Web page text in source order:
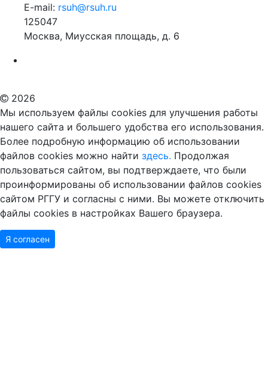
E-mail: rsuh@rsuh.ru
125047
Москва, Миусская площадь, д. 6
2026
Мы используем файлы cookies для улучшения работы
нашего сайта и большего удобства его использования.
Более подробную информацию об использовании
файлов cookies можно найти здесь. Продолжая
пользоваться сайтом, вы подтверждаете, что были
проинформированы об использовании файлов cookies
сайтом РГГУ и согласны с ними. Вы можете отключить
файлы cookies в настройках Вашего браузера.
Я согласен